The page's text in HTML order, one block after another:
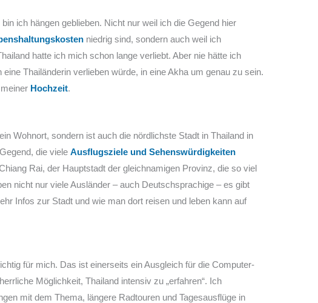
ich hängen geblieben. Nicht nur weil ich die Gegend hier
niedrig sind, sondern auch weil ich
hatte ich mich schon lange verliebt. Aber nie hätte ich
Thailänderin verlieben würde, in eine Akha um genau zu sein.
Hochzeit.
Wohnort, sondern ist auch die nördlichste Stadt in Thailand in
die vieleAusflugsziele und Sehenswürdigkeiten
Rai, der Hauptstadt der gleichnamigen Provinz, die so viel
nicht nur viele Ausländer – auch Deutschsprachige – es gibt
Infos zur Stadt und wie man dort reisen und leben kann auf
für mich. Das ist einerseits ein Ausgleich für die Computer-
Möglichkeit, Thailand intensiv zu „erfahren“. Ich
mit dem Thema, längere Radtouren und Tagesausflüge in